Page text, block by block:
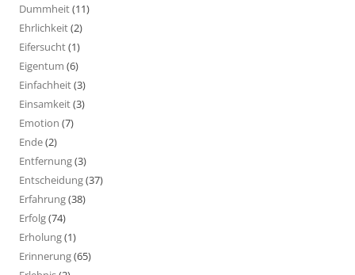
Dummheit(11)
Ehrlichkeit(2)
Eifersucht(1)
Eigentum (6)
Einfachheit(3)
Einsamkeit(3)
Emotion (7)
Ende(2)
Entfernung(3)
Entscheidung(37)
Erfahrung(38)
Erfolg(74)
Erholung(1)
Erinnerung(65)